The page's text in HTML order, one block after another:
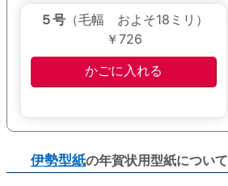
５号（毛幅 およそ18ミリ）
￥726
伊勢型紙の年賀状用型紙について